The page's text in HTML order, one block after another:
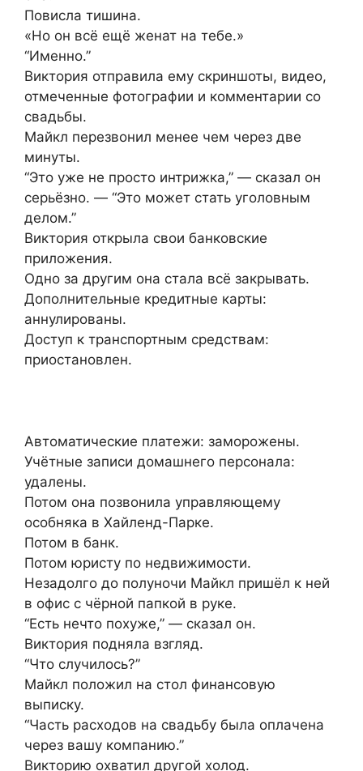
Повисла тишина.
«Но он всё ещё женат на тебе.»
“Именно.”
Виктория отправила ему скриншоты, видео,
отмеченные фотографии и комментарии со
свадьбы.
Майкл перезвонил менее чем через две
минуты.
“Это уже не просто интрижка,” — сказал он
серьёзно. — “Это может стать уголовным
делом.”
Виктория открыла свои банковские
приложения.
Одно за другим она стала всё закрывать.
Дополнительные кредитные карты:
аннулированы.
Доступ к транспортным средствам:
приостановлен.
Автоматические платежи: заморожены.
Учётные записи домашнего персонала:
удалены.
Потом она позвонила управляющему
особняка в Хайленд-Парке.
Потом в банк.
Потом юристу по недвижимости.
Незадолго до полуночи Майкл пришёл к ней
в офис с чёрной папкой в руке.
“Есть нечто похуже,” — сказал он.
Виктория подняла взгляд.
“Что случилось?”
Майкл положил на стол финансовую
выписку.
“Часть расходов на свадьбу была оплачена
через вашу компанию.”
Викторию охватил другой холод.